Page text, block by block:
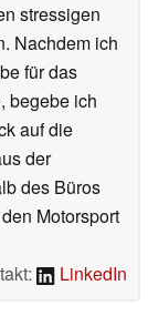
stressigen
Nachdem ich
für das
begebe ich
auf die
der
des Büros
Motorsport
LinkedIn